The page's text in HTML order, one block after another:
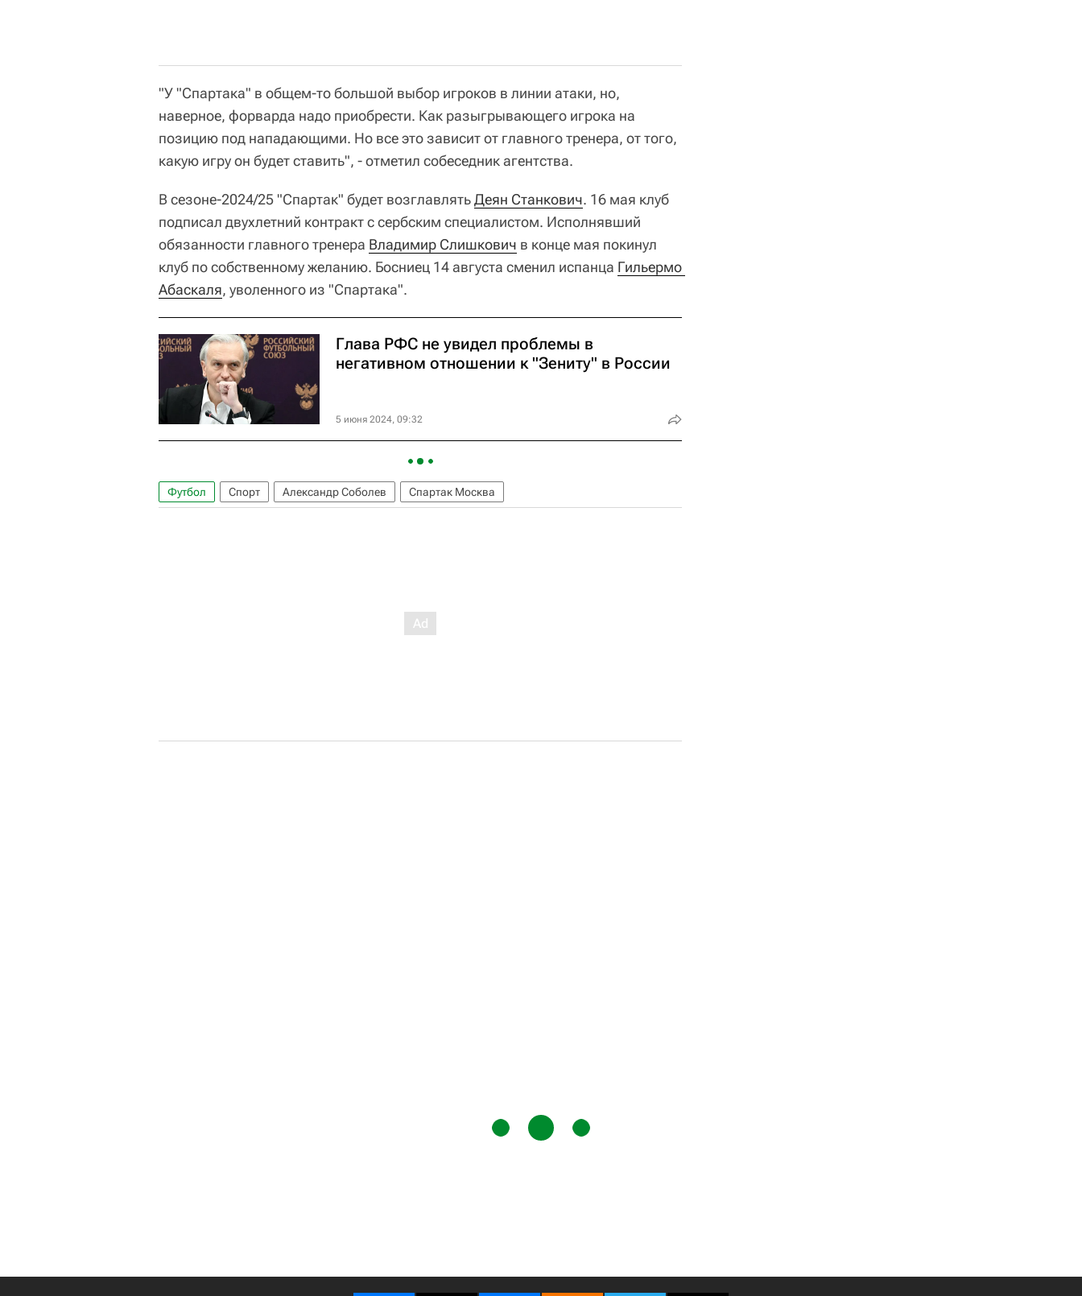
"У "Спартака" в общем-то большой выбор игроков в линии атаки, но,
наверное, форварда надо приобрести. Как разыгрывающего игрока на
позицию под нападающими. Но все это зависит от главного тренера, от того,
какую игру он будет ставить", - отметил собеседник агентства.
В сезоне-2024/25 "Спартак" будет возглавлятьДеян Станкович. 16 мая клуб
подписал двухлетний контракт с сербским специалистом. Исполнявший
обязанности главного тренера Владимир Слишкович в конце мая покинул
клуб по собственному желанию. Босниец 14 августа сменил испанца Гильермо
Абаскаля, уволенного из "Спартака".
Глава РФС не увидел проблемы в
негативном отношении к "Зениту" в России
5 июня 2024, 09:32
Футбол Спорт Александр Соболев Спартак Москва